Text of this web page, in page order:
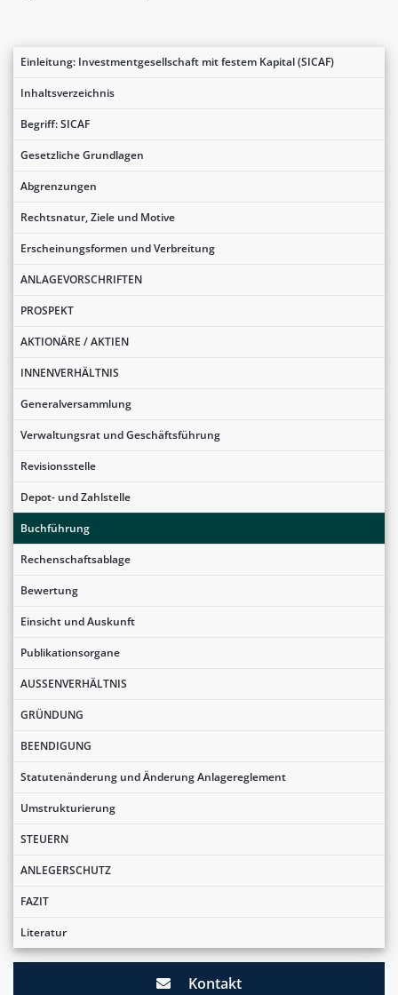
Einleitung: Investmentgesellschaft mit festem Kapital (SICAF)
Inhaltsverzeichnis
Begriff: SICAF
Gesetzliche Grundlagen
Abgrenzungen
Rechtsnatur, Ziele und Motive
Erscheinungsformen und Verbreitung
ANLAGEVORSCHRIFTEN
PROSPEKT
AKTIONÄRE / AKTIEN
INNENVERHÄLTNIS
Generalversammlung
Verwaltungsrat und Geschäftsführung
Revisionsstelle
Depot- und Zahlstelle
Buchführung
Rechenschaftsablage
Bewertung
Einsicht und Auskunft
Publikationsorgane
AUSSENVERHÄLTNIS
GRÜNDUNG
BEENDIGUNG
Statutenänderung und Änderung Anlagereglement
Umstrukturierung
STEUERN
ANLEGERSCHUTZ
FAZIT
Literatur
Kontakt